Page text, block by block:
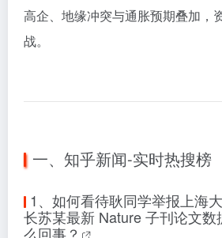
高企、地缘冲突与通胀预期叠加，
战。
一、知乎新闻-实时热搜榜
1、 如何看待耿同学举报上海
长苏某最新 Nature 子刊论文
么回事？